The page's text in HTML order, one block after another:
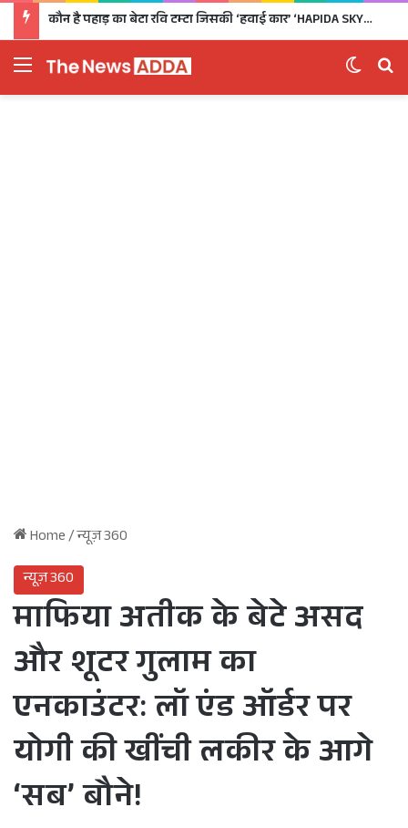
कौन है पहाड़ का बेटा रवि टम्टा जिसकी ‘हवाई कार’ ‘HAPIDA SKYNeX’ ने कर दिया सबको दीवाना
Menu
Home/न्यूज़ 360
न्यूज़ 360
माफिया अतीक के बेटे असद
और शूटर गुलाम का
एनकाउंटर: लॉ एंड ऑर्डर पर
योगी की खींची लकीर के आगे
‘सब’ बौने!